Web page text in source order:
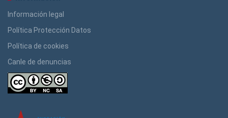
Información legal
Política Protección Datos
Política de cookies
Canle de denuncias